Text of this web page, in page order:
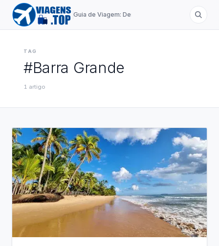
Guia de Viagem: Destinos de A a Z
TAG
#Barra Grande
1 artigo